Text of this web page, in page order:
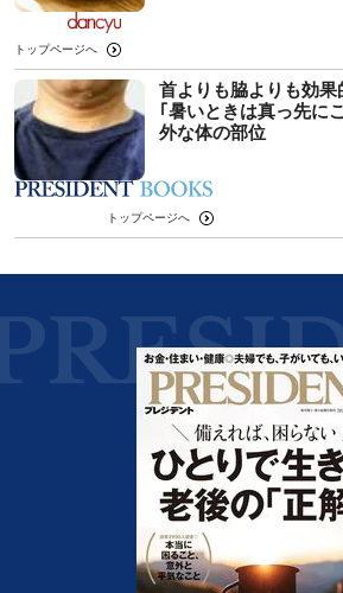
トップページへ
首よりも脇よりも効
｢暑いときは真っ先に
外な体の部位
トップページへ